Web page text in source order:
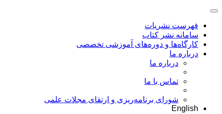
فهرست نشریات
سامانه نشر کتاب
کارگاه‌ها و دوره‌های آموزشی تخصصی
درباره ما
درباره ما
تماس با ما
شورای برنامه‌ریزی و ارتقای مجلات علمی
English